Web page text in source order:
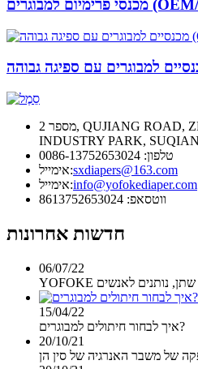
מספר 2, QUJIANG ROAD, ZHANGJIAGANG SUYU
טלפון: 0086-13752653024
אימייל:sxdiapers@163.com
אימייל:info@yofokediaper.com
ווטסאפ: 8613752653024
חדשות אחרונות
06/07/22
15/04/22
איך לבחור חיתולים למבוגרים?
20/10/21